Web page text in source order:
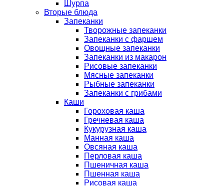
Шурпа
Вторые блюда
Запеканки
Творожные запеканки
Запеканки с фаршем
Овощные запеканки
Запеканки из макарон
Рисовые запеканки
Мясные запеканки
Рыбные запеканки
Запеканки с грибами
Каши
Гороховая каша
Гречневая каша
Кукурузная каша
Манная каша
Овсяная каша
Перловая каша
Пшеничная каша
Пшенная каша
Рисовая каша